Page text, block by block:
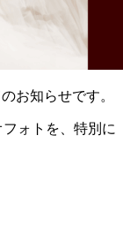
お知らせです。
ォトを、特別に